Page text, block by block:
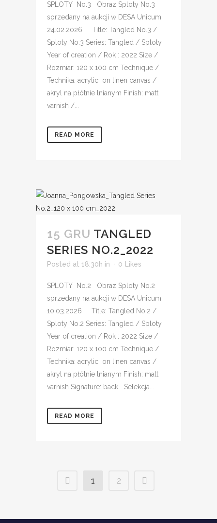
SPLOTY No.3 Obraz Sploty No.3
sprzedany na aukcji w DESA Unicum
24.02.2026 Title: Tangled No.3 /
Sploty No.3 Series: Tangled / Sploty
Year of creation / Rok : 2022 Size /
Rozmiar: 120 x 100 cm Technique /
Technika: acrylic on linen canvas /
akryl na płótnie lnianym Finish: matt
varnish /...
READ MORE
15 GRU TANGLED
SERIES NO.2_2022
Posted at 18:30h in 0 Likes
SPLOTY No.2 Obraz Sploty No.2
sprzedany na aukcji w DESA Unicum
10.03.2026 Title: Tangled No.2 /
Sploty No.2 Series: Tangled / Sploty
Year of creation / Rok : 2022 Size /
Rozmiar: 120 x 100 cm Technique /
Technika: acrylic on linen canvas /
akryl na płótnie lnianym Finish: matt
varnish Signature: back Selekcja...
READ MORE
1 2